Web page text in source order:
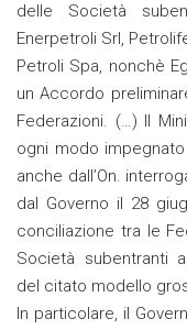
delle Società
Enerpetroli Srl,
Petroli Spa, nonchè
un Accordo
Federazioni. (…) Il
ogni modo
anche dall’On.
dal Governo il 28
conciliazione tra le
Società subentranti
del citato modello
In particolare, il